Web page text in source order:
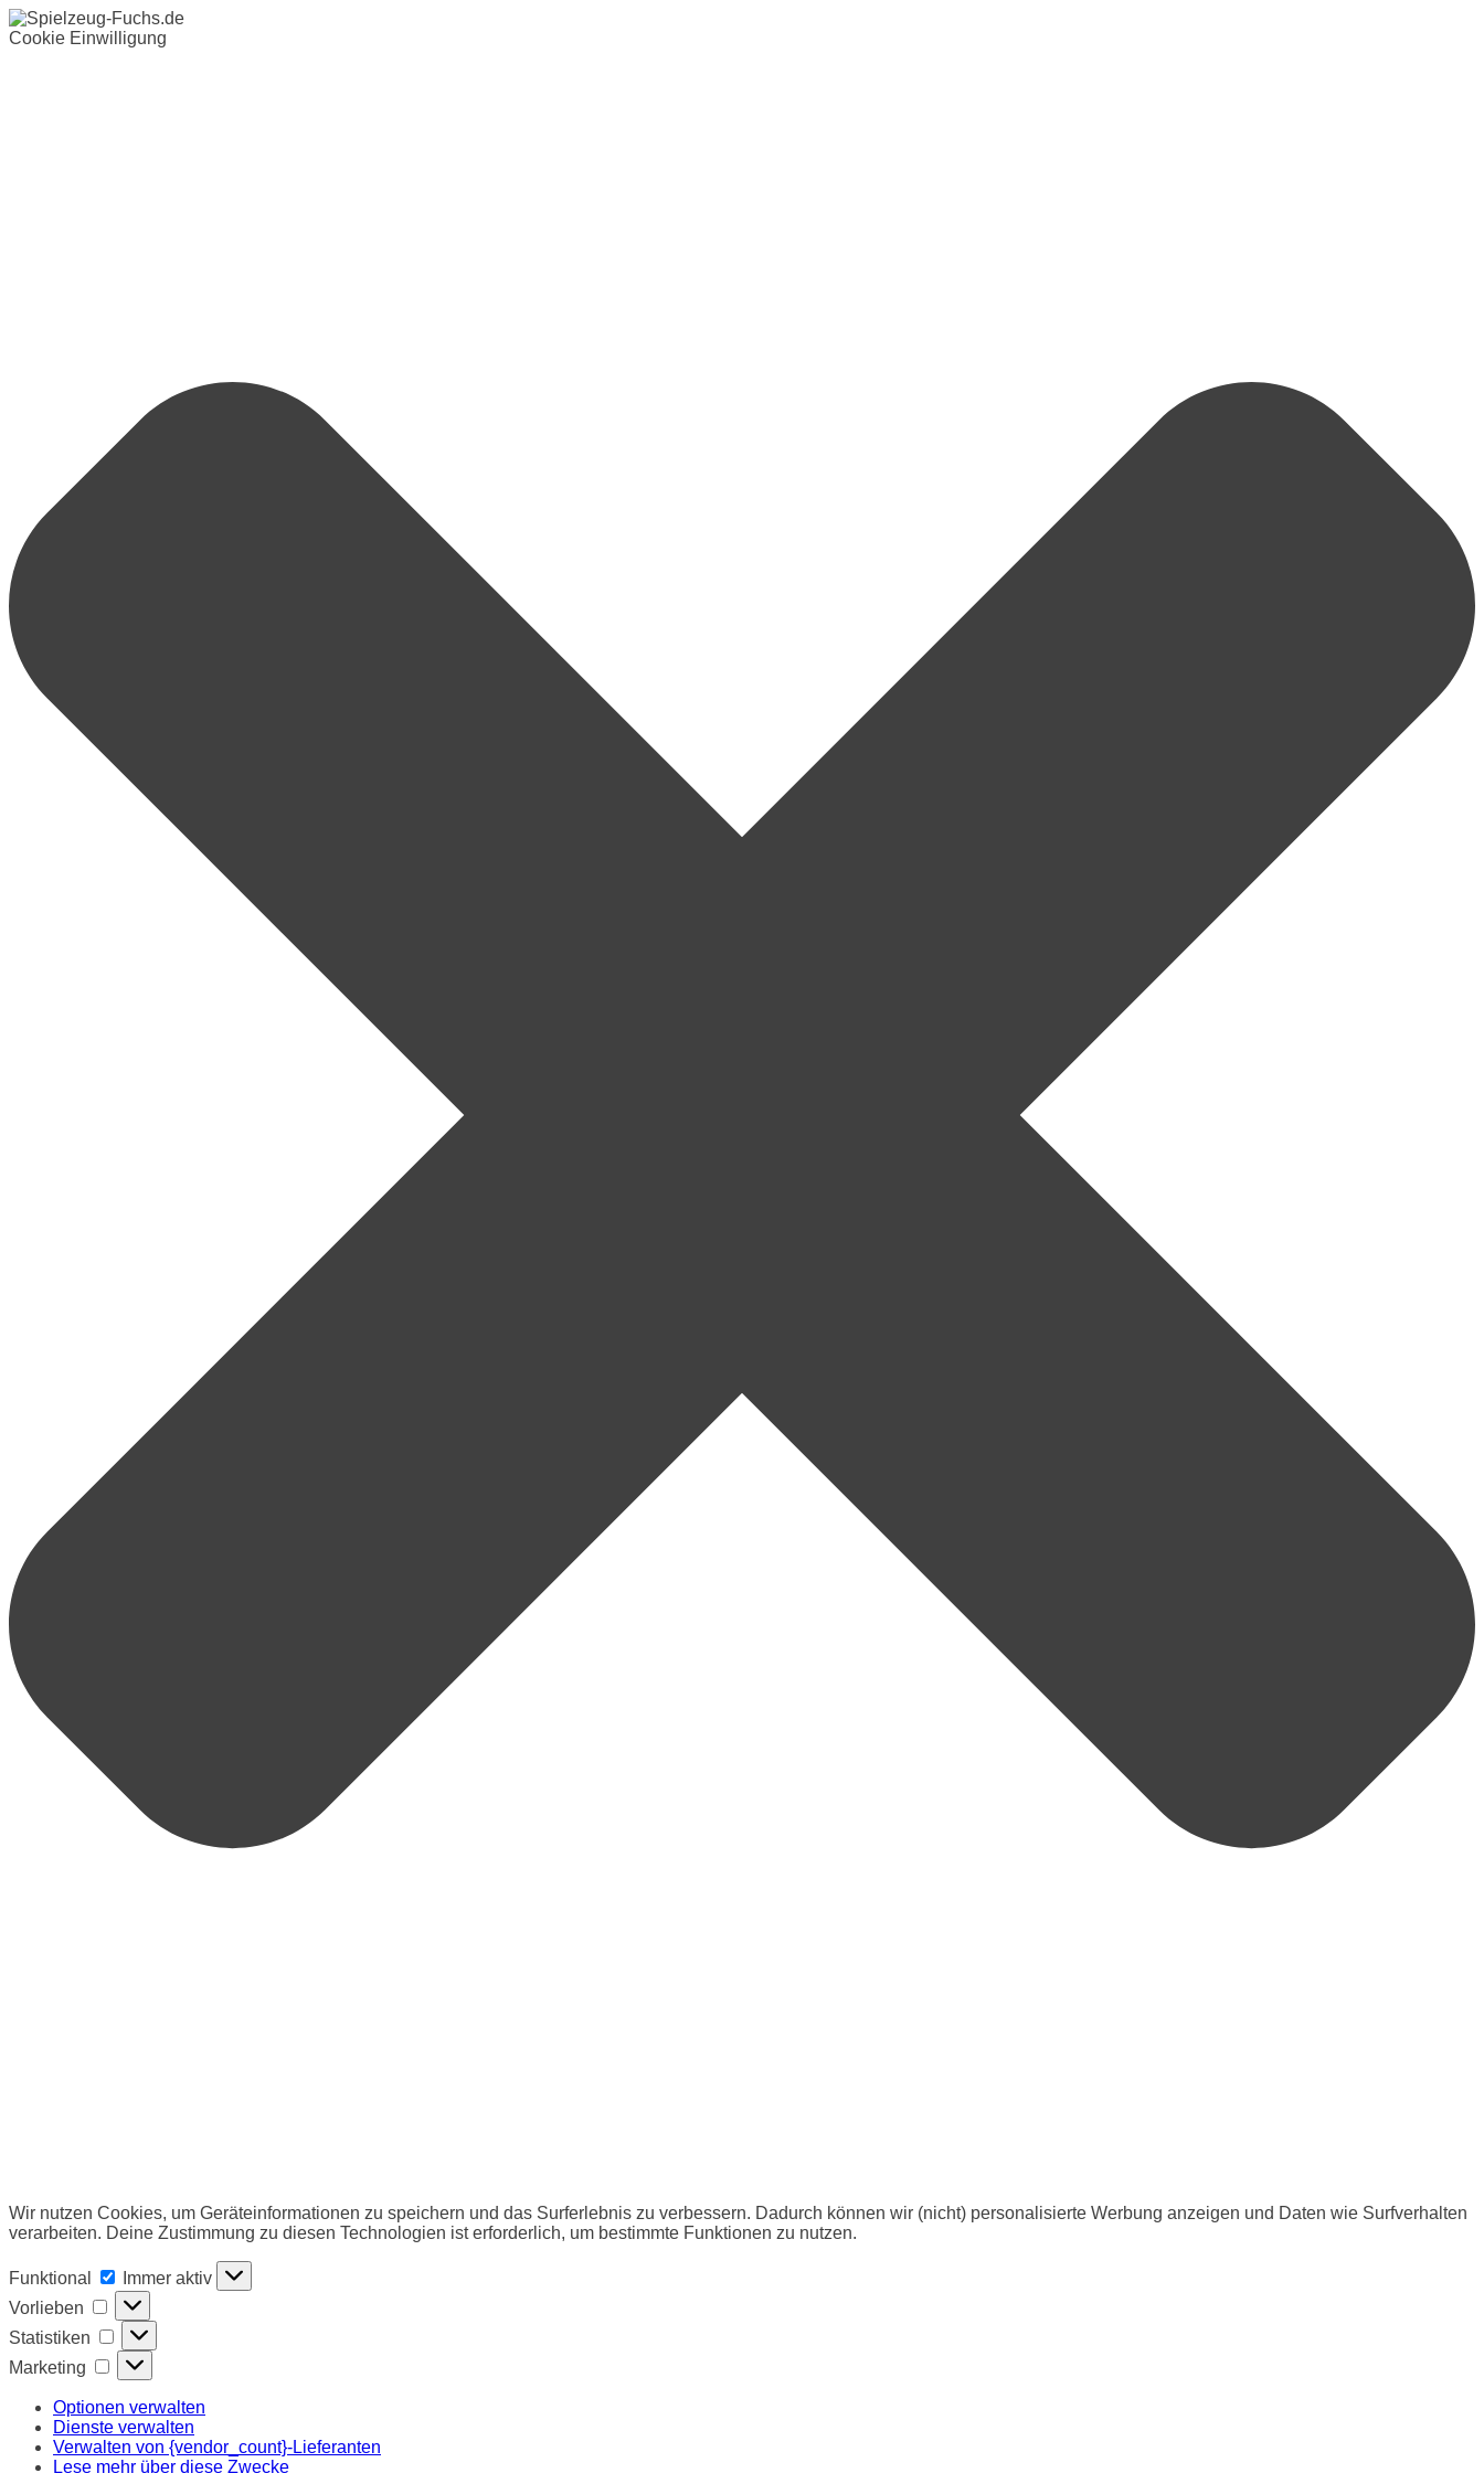
Cookie Einwilligung
Wir nutzen Cookies, um Geräteinformationen zu speichern und das Surferlebnis zu verbessern. Dadurch können wir (nicht) personalisierte Werbung anzeigen und Daten wie Surfverhalten
verarbeiten. Deine Zustimmung zu diesen Technologien ist erforderlich, um bestimmte Funktionen zu nutzen.
Funktional Funktional
Immer aktiv
Vorlieben
Vorlieben
Statistiken Statistiken
Marketing Marketing
Optionen verwalten
Dienste verwalten
Verwalten von {vendor_count}-Lieferanten
Lese mehr über diese Zwecke